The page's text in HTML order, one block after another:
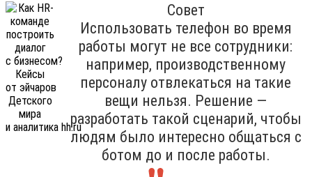
Совет
Использовать телефон во время
работы могут не все сотрудники:
например, производственному
персоналу отвлекаться на такие
вещи нельзя. Решение —
разработать такой сценарий, чтобы
людям было интересно общаться с
ботом до и после работы.